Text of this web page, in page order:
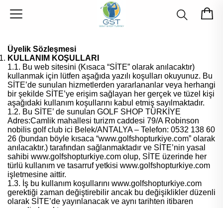
Üyelik Sözleşmesi
KULLANIM KOŞULLARI
1.1. Bu web sitesini (Kısaca “SİTE” olarak anılacaktır)
kullanmak için lütfen aşağıda yazılı koşulları okuyunuz. Bu
SİTE’de sunulan hizmetlerden yararlananlar veya herhangi
bir şekilde SİTE’ye erişim sağlayan her gerçek ve tüzel kişi
aşağıdaki kullanım koşullarını kabul etmiş sayılmaktadır.
1.2. Bu SİTE’ de sunulan GOLF SHOP TÜRKİYE
Adres:Camlik mahallesi turizm caddesi 79/A Robinson
nobilis golf club ici Belek/ANTALYA – Telefon: 0532 138 60
26 (bundan böyle kısaca “www.golfshopturkiye.com” olarak
anılacaktır.) tarafından sağlanmaktadır ve SİTE’nin yasal
sahibi www.golfshopturkiye.com olup, SİTE üzerinde her
türlü kullanım ve tasarruf yetkisi www.golfshopturkiye.com
işletmesine aittir.
1.3. İş bu kullanım koşullarını www.golfshopturkiye.com
gerektiği zaman değiştirebilir ancak bu değişiklikler düzenli
olarak SİTE’de yayınlanacak ve aynı tarihten itibaren